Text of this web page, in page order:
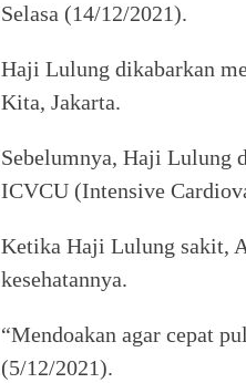
Selasa (14/12/2021).
Haji Lulung dikabarkan
Kita, Jakarta.
Sebelumnya, Haji Lulung
ICVCU (Intensive
Ketika Haji Lulung sakit,
kesehatannya.
“Mendoakan agar cepat
(5/12/2021).